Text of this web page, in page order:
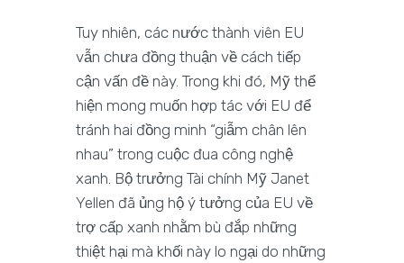
Tuy nhiên, các nước thành viên EU
vẫn chưa đồng thuận về cách tiếp
cận vấn đề này. Trong khi đó, Mỹ thể
hiện mong muốn hợp tác với EU để
tránh hai đồng minh “giẫm chân lên
nhau” trong cuộc đua công nghệ
xanh. Bộ trưởng Tài chính Mỹ Janet
Yellen đã ủng hộ ý tưởng của EU về
trợ cấp xanh nhằm bù đắp những
thiệt hại mà khối này lo ngại do những